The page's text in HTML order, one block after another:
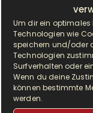
Um dir ein optimales
Technologien wie
speichern und/oder
Technologien
Surfverhalten oder
Wenn du deine
können bestimmte
werden.
Hauptgericht
HP5031
I Prep &